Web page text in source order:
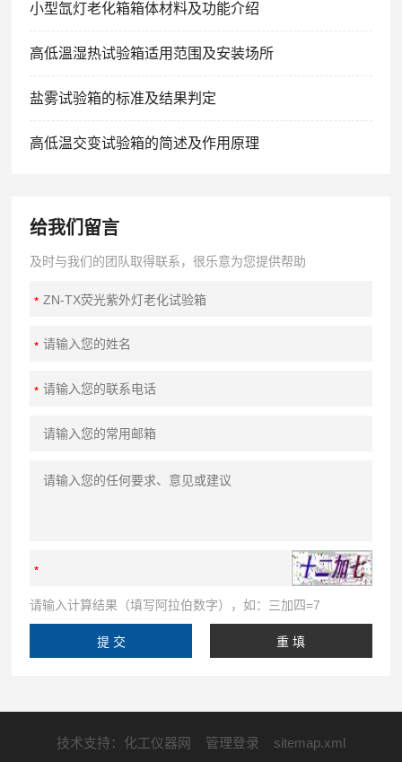
小型氙灯老化箱箱体材料及功能介绍
高低溫湿热试验箱适用范围及安装场所
盐雾试验箱的标准及结果判定
高低温交变试验箱的简述及作用原理
给我们留言
及时与我们的团队取得联系，很乐意为您提供帮助
请输入计算结果（填写阿拉伯数字），如：三加四=7
技术支持： 化工仪器网 管理登录 sitemap.xml